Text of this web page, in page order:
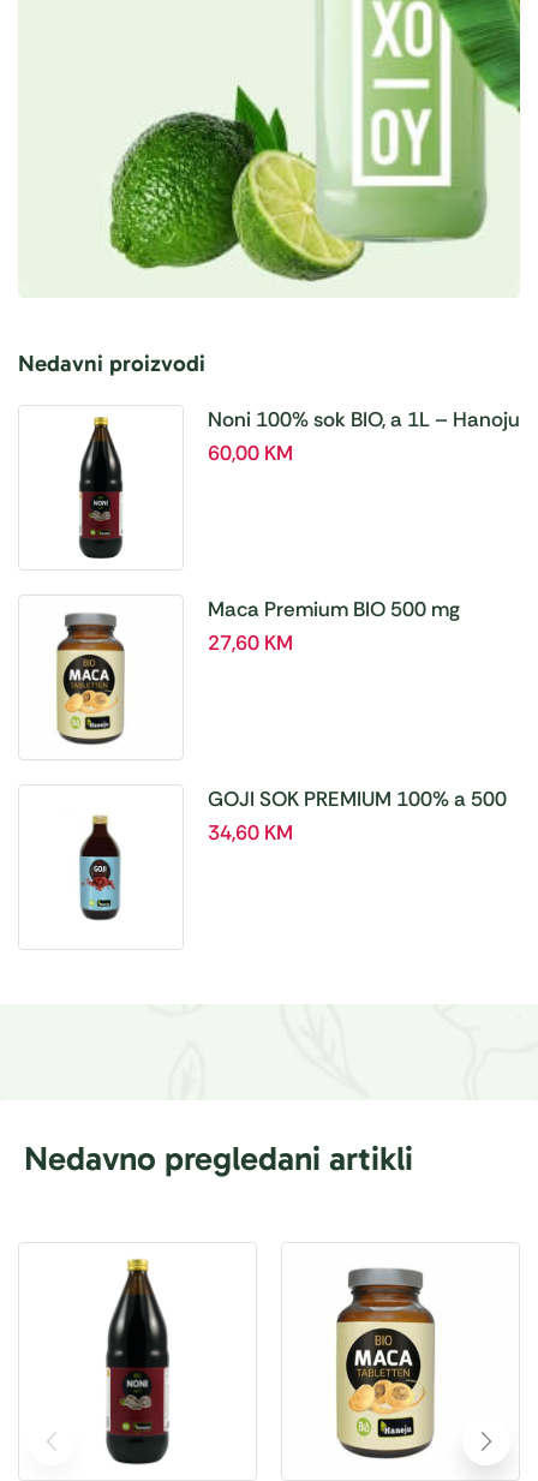
Nedavni proizvodi
Noni 100% sok BIO, a 1L – Hanoju
60,00 KM
Maca Premium BIO 500 mg
tablete, a180 tbl – Hanoju
27,60 KM
GOJI SOK PREMIUM 100% a 500
ml
34,60 KM
Nedavno pregledani artikli